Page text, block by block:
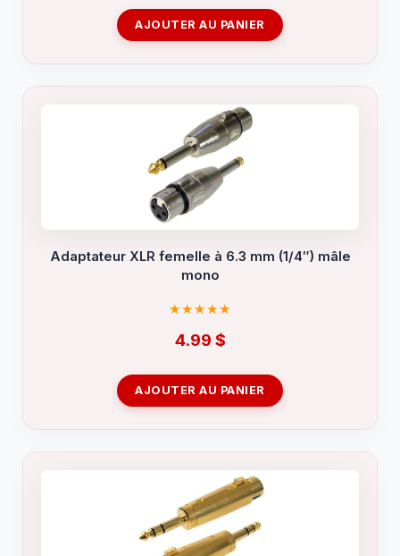
AJOUTER AU PANIER
Adaptateur XLR femelle à 6.3 mm (1/4″) mâle
mono
4.99 $
AJOUTER AU PANIER